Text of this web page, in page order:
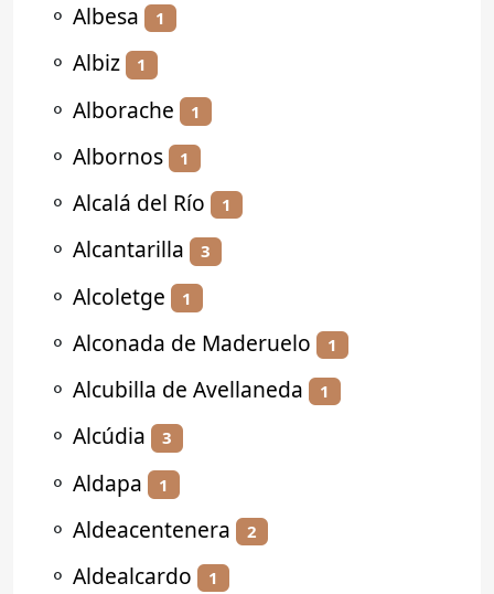
⚬ Albesa 1
⚬ Albiz 1
⚬ Alborache 1
⚬ Albornos 1
⚬ Alcalá del Río 1
⚬ Alcantarilla 3
⚬ Alcoletge 1
⚬ Alconada de Maderuelo 1
⚬ Alcubilla de Avellaneda 1
⚬ Alcúdia 3
⚬ Aldapa 1
⚬ Aldeacentenera 2
⚬ Aldealcardo 1